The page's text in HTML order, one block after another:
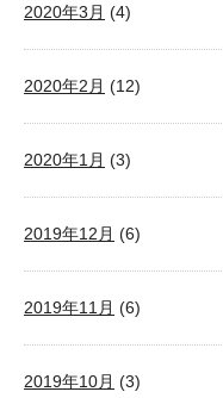
2020年3月 (4)
2020年2月 (12)
2020年1月 (3)
2019年12月 (6)
2019年11月 (6)
2019年10月 (3)